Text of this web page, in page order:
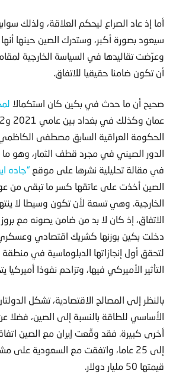
أما إذ عاد الصراع ليحكم العلاقة، ولذلك
سيعود بصورة أكبر، وستدرك الصين حينها
وعرّضت تقاليدها في السياسة الخارجية
أن تكون ضامنا حقيقيا للاتفاق.
صحيح أن ما حدث في بكين كان استكمالا
الحكومة العراقية السابق مصطفى
الدور الصيني في مجرد قطف الثمار، وهو
في مقالة تحليلية نشرها على موقع “جاده
الصين أخذت على عاتقها كسر ما تبقى من
الخارجية. وهي تسعة لأن تكون وسيطا لا
الاتفاق، إذ كان لا بد من ضامن يصونه مع
دخلت بكين بوزنها كشريك اقتصادي وعسكري
لتحقق أول إنجازاتها الدبلوماسية في
التأثير الأميركي فيها، وتزاحم نفوذا أميركيا
بالنظر إلى المصالح الاقتصادية، تشكل
الأساسي للطاقة بالنسبة إلى الصين، فضلا
أخرى كبيرة. فقد وقّعت إيران مع الصين
إلى 25 عاما، واتفقت مع السعودية على
قيمتها 50 مليار دولار.